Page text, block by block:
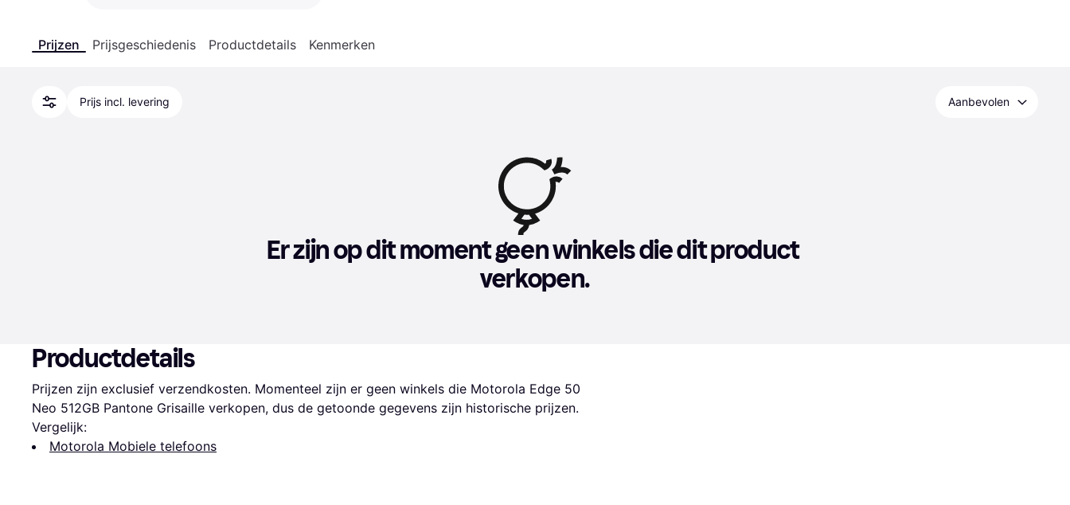
Prijzen Prijsgeschiedenis Productdetails Kenmerken
Prijs incl. levering Aanbevolen
Er zijn op dit moment geen winkels die dit product
verkopen.
Productdetails
Prijzen zijn exclusief verzendkosten. Momenteel zijn er geen winkels die Motorola Edge 50
Neo 512GB Pantone Grisaille verkopen, dus de getoonde gegevens zijn historische prijzen.
Vergelijk:
Motorola Mobiele telefoons